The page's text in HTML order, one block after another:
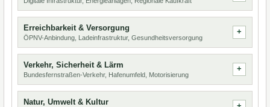
Erreichbarkeit & Versorgung
ÖPNV-Anbindung, Ladeinfrastruktur, Gesundheitsversorgung
Verkehr, Sicherheit & Lärm
Bundesfernstraßen-Verkehr, Hafenumfeld, Motorisierung
Natur, Umwelt & Kultur